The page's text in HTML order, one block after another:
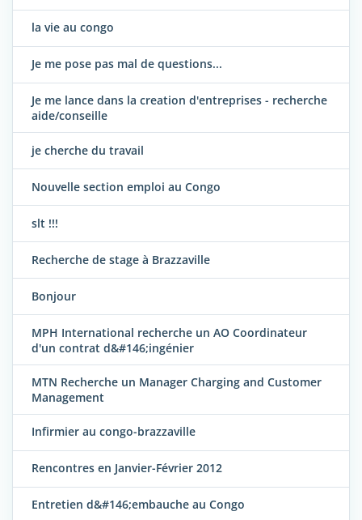
la vie au congo
Je me pose pas mal de questions...
Je me lance dans la creation d'entreprises - recherche
aide/conseille
je cherche du travail
Nouvelle section emploi au Congo
slt !!!
Recherche de stage à Brazzaville
Bonjour
MPH International recherche un AO Coordinateur
d'un contrat d&#146;ingénier
MTN Recherche un Manager Charging and Customer
Management
Infirmier au congo-brazzaville
Rencontres en Janvier-Février 2012
Entretien d&#146;embauche au Congo